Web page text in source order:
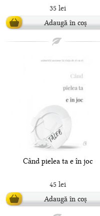
35 lei
Adaugă în coș
Când pielea ta e în joc
45 lei
Adaugă în coș